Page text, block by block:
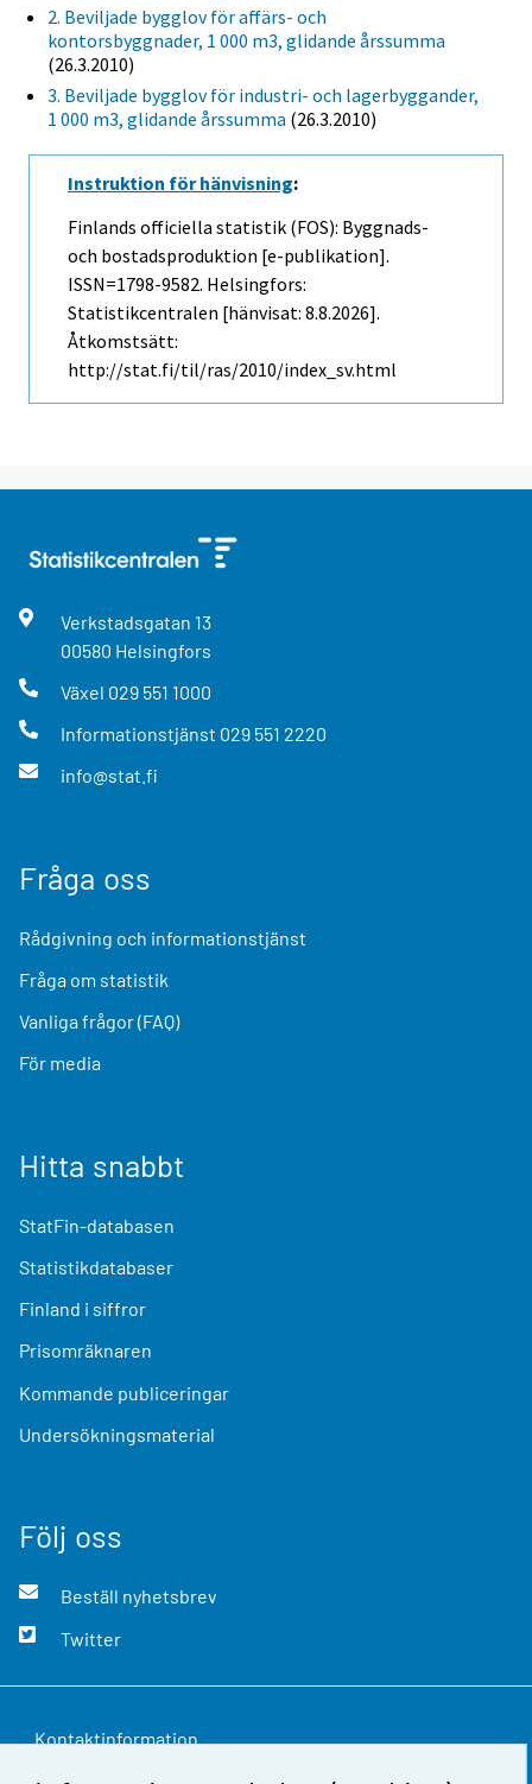
2. Beviljade bygglov för affärs- och
kontorsbyggnader, 1 000 m3, glidande årssumma
(26.3.2010)
3. Beviljade bygglov för industri- och lagerbyggander,
1 000 m3, glidande årssumma (26.3.2010)
Instruktion för hänvisning:
Finlands officiella statistik (FOS): Byggnads-
och bostadsproduktion [e-publikation].
ISSN=1798-9582. Helsingfors:
Statistikcentralen [hänvisat: 8.8.2026].
Åtkomstsätt:
http://stat.fi/til/ras/2010/index_sv.html
Verkstadsgatan 13
00580 Helsingfors
Växel 029 551 1000
Informationstjänst 029 551 2220
info@stat.fi
Fråga oss
Rådgivning och informationstjänst
Fråga om statistik
Vanliga frågor (FAQ)
För media
Hitta snabbt
StatFin-databasen
Statistikdatabaser
Finland i siffror
Prisomräknaren
Kommande publiceringar
Undersökningsmaterial
Följ oss
Beställ nyhetsbrev
Twitter
Kontaktinformation